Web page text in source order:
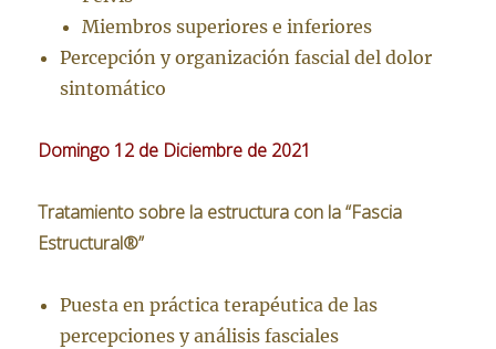
Miembros superiores e inferiores
Percepción y organización fascial del dolor
sintomático
Domingo 12 de Diciembre de 2021
Tratamiento sobre la estructura con la “Fascia
Estructural®”
Puesta en práctica terapéutica de las
percepciones y análisis fasciales